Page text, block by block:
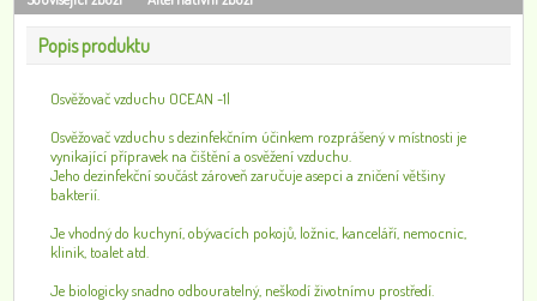
Popis produktu
Osvěžovač vzduchu OCEAN -1l
Osvěžovač vzduchu s dezinfekčním účinkem rozprášený v místnosti je
vynikající přípravek na čištění a osvěžení vzduchu.
Jeho dezinfekční součást zároveň zaručuje asepci a zničení většiny
bakterií.
Je vhodný do kuchyní, obývacích pokojů, ložnic, kanceláří, nemocnic,
klinik, toalet atd.
Je biologicky snadno odbouratelný, neškodí životnímu prostředí.